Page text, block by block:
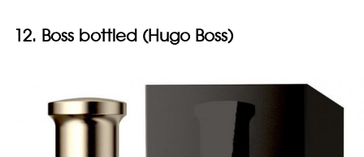
12. Boss bottled (Hugo Boss)